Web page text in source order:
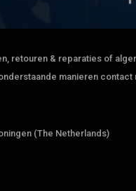
retouren & reparaties of
manieren contact
(The Netherlands)